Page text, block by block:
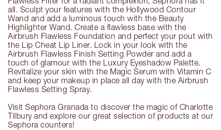
all. Sculpt your features with the Hollywood Contour
Wand and add a luminous touch with the Beauty
Highlighter Wand. Create a flawless base with the
Airbrush Flawless Foundation and perfect your pout with
the Lip Cheat Lip Liner. Lock in your look with the
Airbrush Flawless Finish Setting Powder and add a
touch of glamour with the Luxury Eyeshadow Palette.
Revitalize your skin with the Magic Serum with Vitamin C
and keep your makeup in place all day with the Airbrush
Flawless Setting Spray.
Visit Sephora Granada to discover the magic of Charlotte
Tilbury and explore our great selection of products at our
Sephora counters!